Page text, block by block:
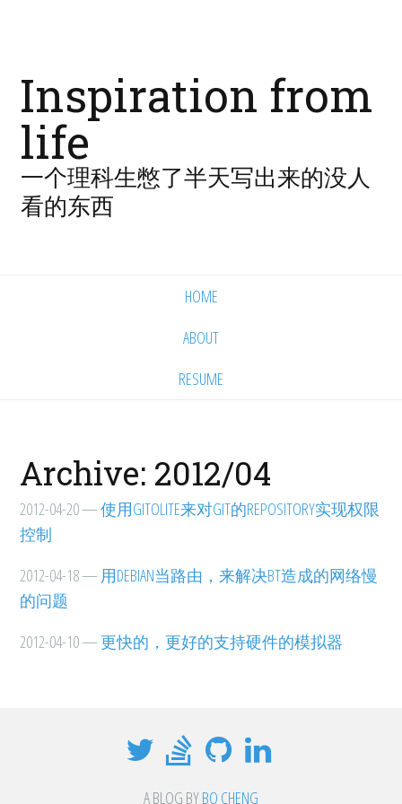
Inspiration from
life
一个理科生憋了半天写出来的没人
看的东西
HOME
ABOUT
RESUME
Archive: 2012/04
2012-04-20—使用GITOLITE来对GIT的REPOSITORY实现权限
控制
2012-04-18— 用DEBIAN当路由，来解决BT造成的网络慢
的问题
2012-04-10—更快的，更好的支持硬件的模拟器
A BLOG BYBO CHENG